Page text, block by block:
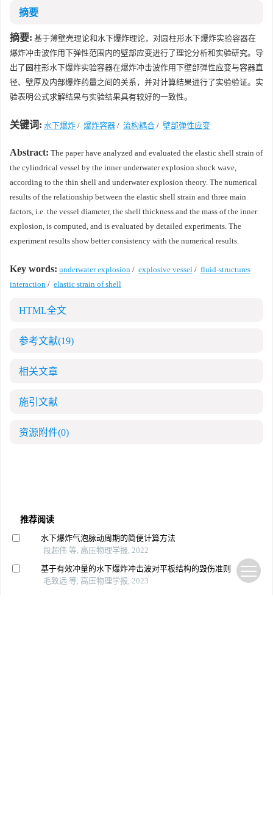
摘要
摘要: 基于薄壁壳理论和水下爆炸理论，对圆柱形水下爆炸实验容器在
爆炸冲击波作用下弹性范围内的壁部应变进行了理论分析和实验研究。导
出了圆柱形水下爆炸实验容器在爆炸冲击波作用下壁部弹性应变与容器直
径、壁厚及内部爆炸药量之间的关系，并对计算结果进行了实验验证。实
验表明公式求解结果与实验结果具有较好的一致性。
关键词: 水下爆炸 / 爆炸容器 / 流构耦合 / 壁部弹性应变
Abstract: The paper have analyzed and evaluated the elastic shell strain of
the cylindrical vessel by the inner underwater explosion shock wave,
according to the thin shell and underwater explosion theory. The numerical
results of the relationship between the elastic shell strain and three main
factors, i.e. the vessel diameter, the shell thickness and the mass of the inner
explosion, is computed, and is evaluated by detailed experiments. The
experiment results show better consistency with the numerical results.
Key words: underwater explosion / explosive vessel / fluid-structures
interaction / elastic strain of shell
HTML全文
参考文献(19)
相关文章
施引文献
资源附件(0)
推荐阅读
水下爆炸气泡脉动周期的简便计算方法
段超伟 等, 高压物理学报, 2022
基于有效冲量的水下爆炸冲击波对平板结构的毁伤准则
毛致远 等, 高压物理学报, 2023